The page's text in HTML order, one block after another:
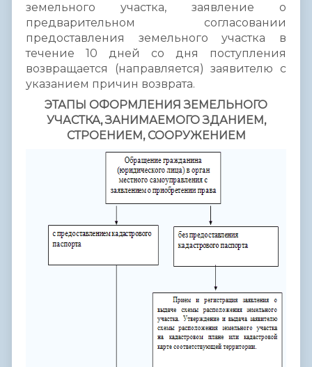
земельного участка, заявление о
предварительном согласовании
предоставления земельного участка в
течение 10 дней со дня поступления
возвращается (направляется) заявителю с
указанием причин возврата.
ЭТАПЫ ОФОРМЛЕНИЯ ЗЕМЕЛЬНОГО
УЧАСТКА, ЗАНИМАЕМОГО ЗДАНИЕМ,
СТРОЕНИЕМ, СООРУЖЕНИЕМ